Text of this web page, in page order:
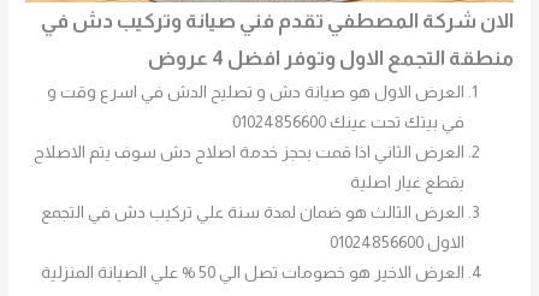
الان شركة المصطفي تقدم فني صيانة وتركيب دش في
منطقة التجمع الاول وتوفر افضل 4 عروض
العرض الاول هو صيانة دش و تصليح الدش في اسرع وقت و
في بيتك تحت عينك 01024856600
العرض الثاني اذا قمت بحجز خدمة اصلاح دش سوف يتم الاصلاح
بقطع غيار اصلية
العرض الثالث هو ضمان لمدة سنة علي تركيب دش في التجمع
الاول 01024856600
العرض الاخير هو خصومات تصل الي 50 % علي الصيانة المنزلية